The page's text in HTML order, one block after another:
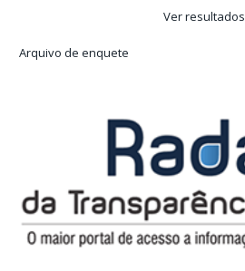
Ver resultados
Arquivo de enquete